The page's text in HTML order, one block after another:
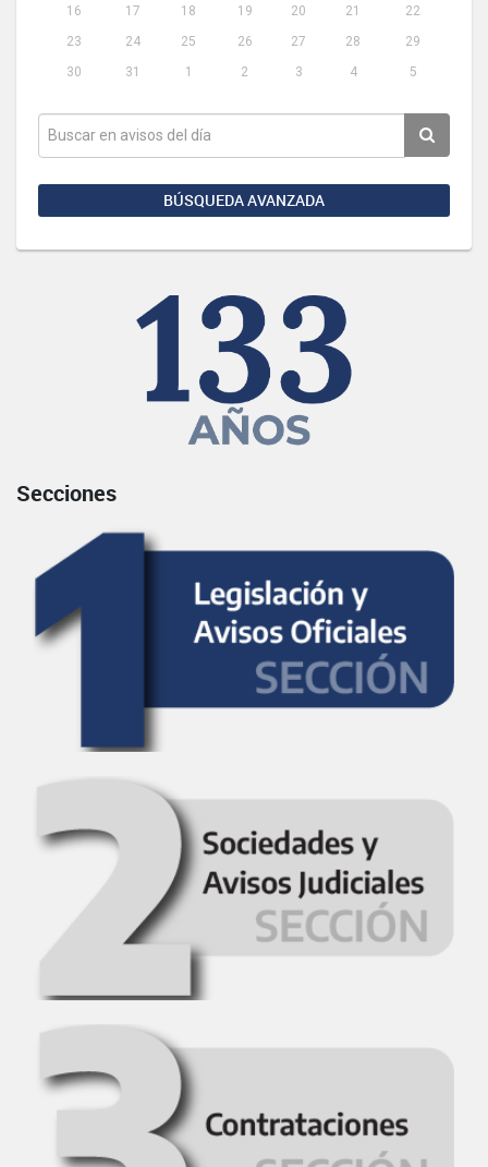
16
17 18 19 20 21
22
23
24 25 26 27 28
29
30
31 1 2 3 4 5
BÚSQUEDA AVANZADA
Secciones